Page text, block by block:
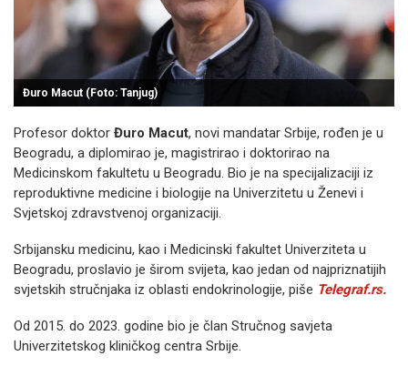
Đuro Macut (Foto: Tanjug)
Profesor doktor Đuro Macut, novi mandatar Srbije, rođen je u
Beogradu, a diplomirao je, magistrirao i doktorirao na
Medicinskom fakultetu u Beogradu. Bio je na specijalizaciji iz
reproduktivne medicine i biologije na Univerzitetu u Ženevi i
Svjetskoj zdravstvenoj organizaciji.
Srbijansku medicinu, kao i Medicinski fakultet Univerziteta u
Beogradu, proslavio je širom svijeta, kao jedan od najpriznatijih
svjetskih stručnjaka iz oblasti endokrinologije, piše Telegraf.rs.
Od 2015. do 2023. godine bio je član Stručnog savjeta
Univerzitetskog kliničkog centra Srbije.